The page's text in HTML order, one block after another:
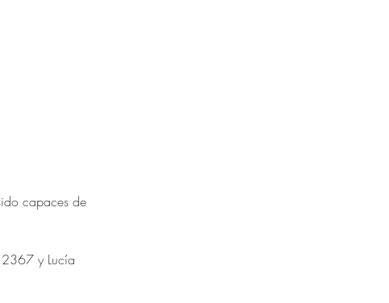
capaces de
y Lucía